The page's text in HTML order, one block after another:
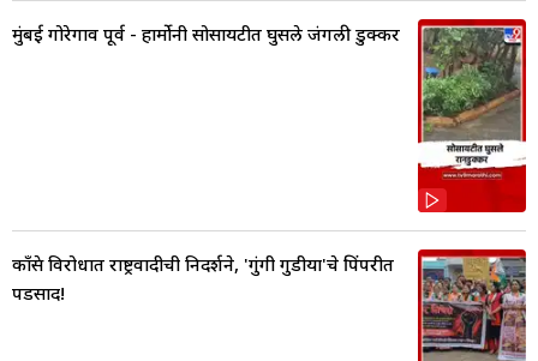
मुंबई गोरेगाव पूर्व - हार्मोनी सोसायटीत घुसले जंगली डुक्कर
काँग्रेस विरोधात राष्ट्रवादीची निदर्शने, 'गुंगी गुडीया'चे पिंपरीत
पडसाद!